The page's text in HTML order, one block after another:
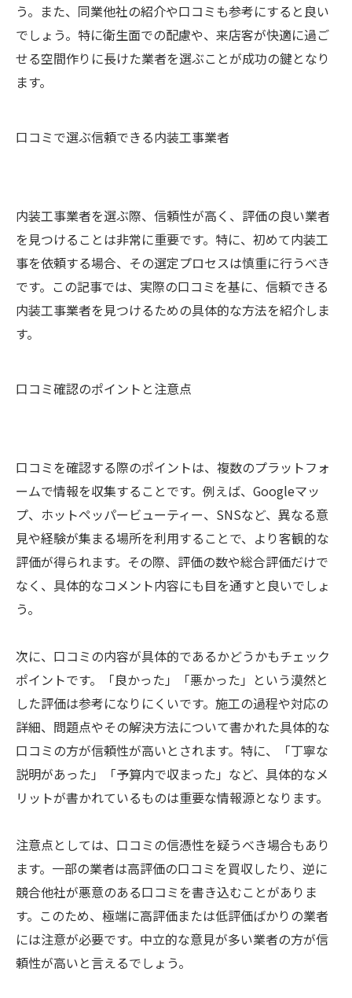
う。また、同業他社の紹介や口コミも参考にすると良い
でしょう。特に衛生面での配慮や、来店客が快適に過ご
せる空間作りに長けた業者を選ぶことが成功の鍵となり
ます。
口コミで選ぶ信頼できる内装工事業者
内装工事業者を選ぶ際、信頼性が高く、評価の良い業者
を見つけることは非常に重要です。特に、初めて内装工
事を依頼する場合、その選定プロセスは慎重に行うべき
です。この記事では、実際の口コミを基に、信頼できる
内装工事業者を見つけるための具体的な方法を紹介しま
す。
口コミ確認のポイントと注意点
口コミを確認する際のポイントは、複数のプラットフォ
ームで情報を収集することです。例えば、Googleマッ
プ、ホットペッパービューティー、SNSなど、異なる意
見や経験が集まる場所を利用することで、より客観的な
評価が得られます。その際、評価の数や総合評価だけで
なく、具体的なコメント内容にも目を通すと良いでしょ
う。
次に、口コミの内容が具体的であるかどうかもチェック
ポイントです。「良かった」「悪かった」という漠然と
した評価は参考になりにくいです。施工の過程や対応の
詳細、問題点やその解決方法について書かれた具体的な
口コミの方が信頼性が高いとされます。特に、「丁寧な
説明があった」「予算内で収まった」など、具体的なメ
リットが書かれているものは重要な情報源となります。
注意点としては、口コミの信憑性を疑うべき場合もあり
ます。一部の業者は高評価の口コミを買収したり、逆に
競合他社が悪意のある口コミを書き込むことがありま
す。このため、極端に高評価または低評価ばかりの業者
には注意が必要です。中立的な意見が多い業者の方が信
頼性が高いと言えるでしょう。